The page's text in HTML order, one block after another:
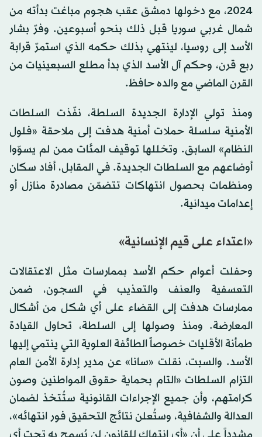
2024، مع دخولها دمشق عقب هجوم مباغت بدأته من
شمال غربي سوريا قبل ذلك بنحو أسبوعين. وفرّ بشار
الأسد إلى روسيا، لينتهي بذلك حكمه الذي استمرّ قرابة
ربع قرن، وحكم آل الأسد الذي بدأ مطلع السبعينيات من
القرن الماضي مع والده حافظ.
ومنذ تولي الإدارة الجديدة السلطة، نفّذت السلطات
الأمنية سلسلة حملات أمنية هدفت إلى ملاحقة «فلول
النظام» السابق. وتخللها توقيف المئات ممن لم يسوّوا
أوضاعهم مع السلطات الجديدة. في المقابل، أفاد سكان
ومنظمات بحصول انتهاكات تتضمّن مصادرة منازل أو
إعدامات ميدانية.
«اعتداء على قيم الإنسانية»
وحفلت أعوام حكم الأسد بممارسات مثل الاعتقالات
التعسفية والعنف والتعذيب في السجون، ضمن
ممارسات هدفت إلى القضاء على أي شكل من أشكال
المعارضة. ومنذ وصولها إلى السلطة، تحاول القيادة
طمأنة الأقليات خصوصاً الطائفة العلوية التي ينتمي إليها
الأسد. والسبت، نقلت «سانا» عن مدير إدارة الأمن العام
التزام السلطات «التام بحماية حقوق المواطنين وصون
كرامتهم، وأن جميع الإجراءات القانونية ستُتخذ لضمان
العدالة والشفافية، وستُعلن نتائج التحقيق فور انتهائه»،